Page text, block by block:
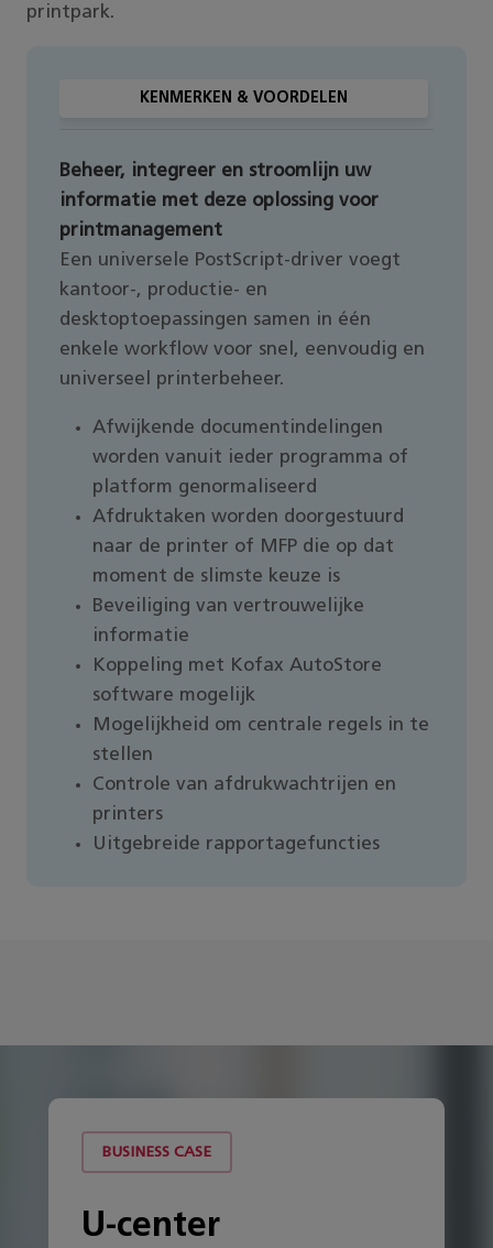
printpark.
KENMERKEN & VOORDELEN
Beheer, integreer en stroomlijn uw
informatie met deze oplossing voor
printmanagement
Een universele PostScript-driver voegt
kantoor-, productie- en
desktoptoepassingen samen in één
enkele workflow voor snel, eenvoudig en
universeel printerbeheer.
Afwijkende documentindelingen
worden vanuit ieder programma of
platform genormaliseerd
Afdruktaken worden doorgestuurd
naar de printer of MFP die op dat
moment de slimste keuze is
Beveiliging van vertrouwelijke
informatie
Koppeling met Kofax AutoStore
software mogelijk
Mogelijkheid om centrale regels in te
stellen
Controle van afdrukwachtrijen en
printers
Uitgebreide rapportagefuncties
BUSINESS CASE
U-center